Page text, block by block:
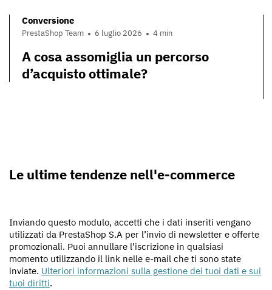
Conversione
PrestaShop Team 6 luglio 2026 4 min
A cosa assomiglia un percorso
d’acquisto ottimale?
Le ultime tendenze nell'e-commerce
Inviando questo modulo, accetti che i dati inseriti vengano
utilizzati da PrestaShop S.A per l’invio di newsletter e offerte
promozionali. Puoi annullare l’iscrizione in qualsiasi
momento utilizzando il link nelle e-mail che ti sono state
inviate. Ulteriori informazioni sulla gestione dei tuoi dati e sui
tuoi diritti.